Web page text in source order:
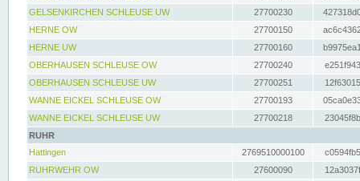
GELSENKIRCHEN SCHLEUSE UW
27700230
HERNE OW
27700150
HERNE UW
27700160
OBERHAUSEN SCHLEUSE OW
27700240
OBERHAUSEN SCHLEUSE UW
27700251
WANNE EICKEL SCHLEUSE OW
27700193
WANNE EICKEL SCHLEUSE UW
27700218
RUHR
Hattingen
2769510000100
RUHRWEHR OW
27600090